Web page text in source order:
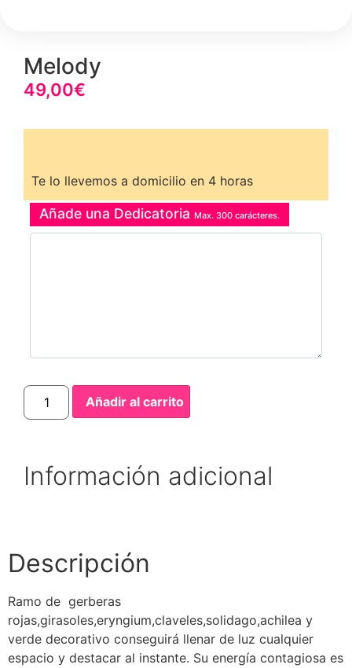
Melody
49,00€
Te lo llevemos a domicilio en 4 horas
Añade una Dedicatoria Max. 300 carácteres.
Añadir al carrito
Información adicional
Descripción
Ramo de gerberas
rojas,girasoles,eryngium,claveles,solidago,achilea y
verde decorativo conseguirá llenar de luz cualquier
espacio y destacar al instante. Su energía contagiosa es